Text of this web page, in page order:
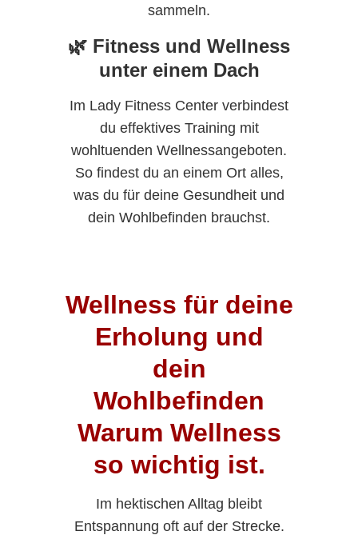
sammeln.
🌿 Fitness und Wellness
unter einem Dach
Im Lady Fitness Center verbindest
du effektives Training mit
wohltuenden Wellnessangeboten.
So findest du an einem Ort alles,
was du für deine Gesundheit und
dein Wohlbefinden brauchst.
Wellness für deine
Erholung und
dein
Wohlbefinden
Warum Wellness
so wichtig ist.
Im hektischen Alltag bleibt
Entspannung oft auf der Strecke.